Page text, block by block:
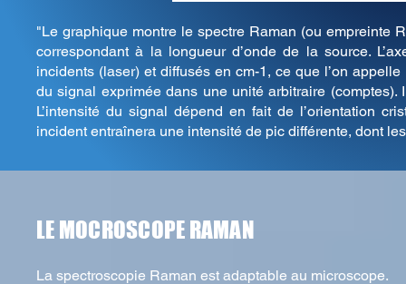
"Le graphique montre le spectre Raman (ou empreinte
correspondant à la longueur d’onde de la source.
incidents (laser) et diffusés en cm-1, ce que l’on
du signal exprimée dans une unité arbitraire
L’intensité du signal dépend en fait de l’orientation
incident entraînera une intensité de pic différente, dont
LE MOCROSCOPE RAMAN
La spectroscopie Raman est adaptable au microscope.